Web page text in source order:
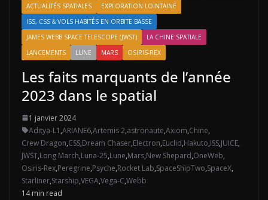
ACTUALITÉS SPATIALES
EXPLORATION LOINTAINE
ISS, CSS & VOLS HABITÉS EN ORBITE BASSE
JAMES WEBB SPACE TELESCOPE (JWST)
LA CHINE SPATIALE
LANCEMENTS
LUNE MARS OSIRIS-REX
Les faits marquants de l’année
2023 dans le spatial
1 janvier 2024
Aditya-L1 ,ARIANE6,Artemis 2,astronaute,Axiom,Chine,
Crew Dragon,CSS,Dream Chaser,Electron,Euclid,Hakuto,ISS,JUICE,
JWST,Long March,Luna-25,Lune,Mars,New Shepard,OneWeb,
Osiris-Rex,Peregrine,Psyche,Rocket Lab,SpaceShipTwo,SpaceX,
Starliner,Starship,VEGA,Vega-C,Webb
14 min read